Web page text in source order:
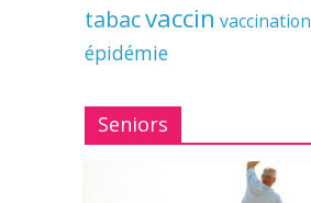
tabacvaccin vaccination
épidémie
Seniors